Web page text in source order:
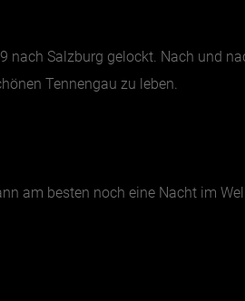
Salzburg gelockt. Nach und
Tennengau zu leben.
am besten noch eine Nacht im